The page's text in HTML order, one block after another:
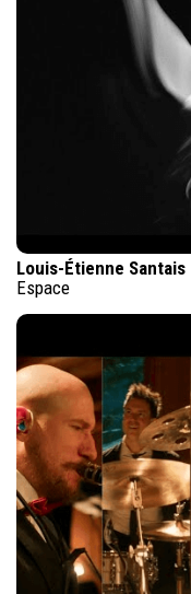
Louis-Étienne Santais
Espace